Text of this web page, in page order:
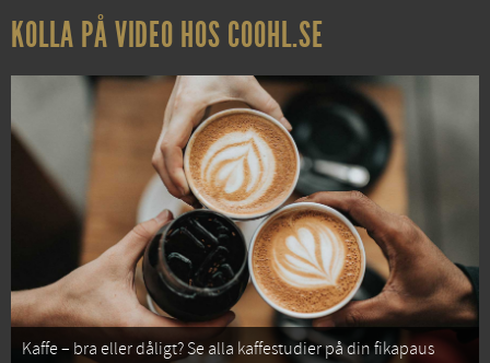
KOLLA PÅ VIDEO HOS COOHL.SE
Kaffe – bra eller dåligt? Se alla kaffestudier på din fikapaus